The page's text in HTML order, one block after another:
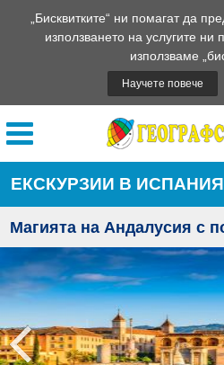
„Бисквитките“ ни помагат да
използването на услугите
използваме
Научете повече
ЕКСКУРЗИИ В ИСПАНИЯ
Магията на Андалусия с